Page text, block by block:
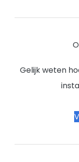
Gelijk weten